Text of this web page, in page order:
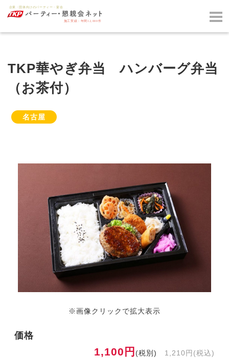
TKP華やぎ弁当 ハンバーグ弁当
（お茶付）
名古屋
※画像クリックで拡大表示
価格
1,100円 (税別) 1,210円(税込)